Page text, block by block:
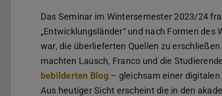
Das Seminar im Wintersemester 2023/24
„Entwicklungsländer“ und nach Formen
war, die überlieferten Quellen zu
machten Lausch, Franco und die
bebilderten Blog – gleichsam einer
Aus heutiger Sicht erscheint die in den